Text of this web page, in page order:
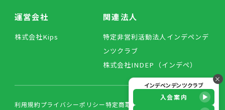
×
インデペンデンツクラブ
入会案内
運営会社
株式会社Kips
関連法人
特定非営利活動法人インデペンデ
ンツクラブ
株式会社INDEP（インデペ）
利用規約プライバシーポリシー特定商取引法に基づく表記